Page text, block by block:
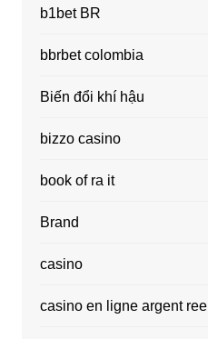
b1bet BR
bbrbet colombia
Biến đổi khí hậu
bizzo casino
book of ra it
Brand
casino
casino en ligne argent reel